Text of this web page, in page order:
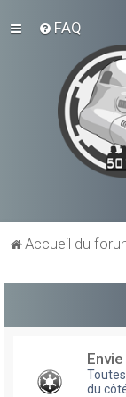
FAQ
Accueil du
du